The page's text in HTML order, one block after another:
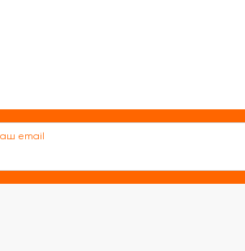
email